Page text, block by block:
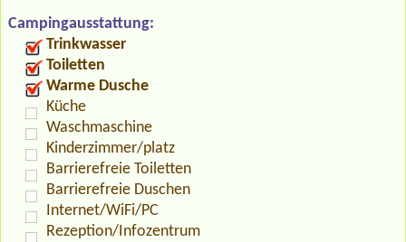
Campingausstattung:
Trinkwasser
Toiletten
Warme Dusche
Küche
Waschmaschine
Kinderzimmer/platz
Barrierefreie Toiletten
Barrierefreie Duschen
Internet/WiFi/PC
Rezeption/Infozentrum